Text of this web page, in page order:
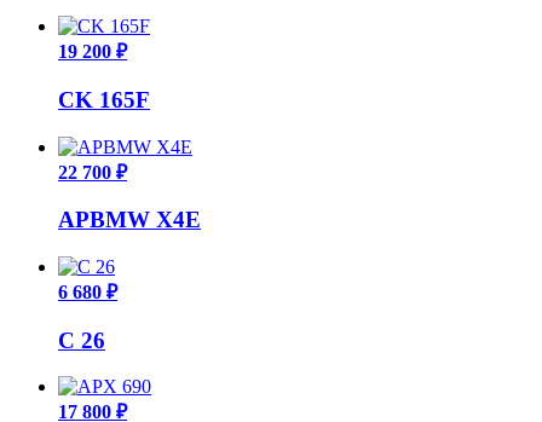
19 200 ₽
CK 165F
22 700 ₽
APBMW X4E
6 680 ₽
C 26
17 800 ₽